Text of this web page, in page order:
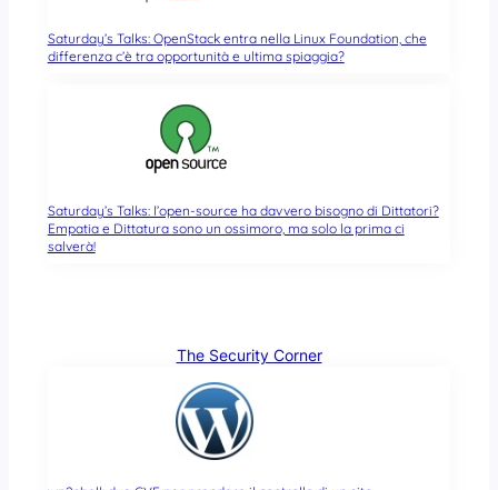
Saturday’s Talks: OpenStack entra nella Linux Foundation, che
differenza c’è tra opportunità e ultima spiaggia?
Saturday’s Talks: l’open-source ha davvero bisogno di Dittatori?
Empatia e Dittatura sono un ossimoro, ma solo la prima ci
salverà!
The Security Corner